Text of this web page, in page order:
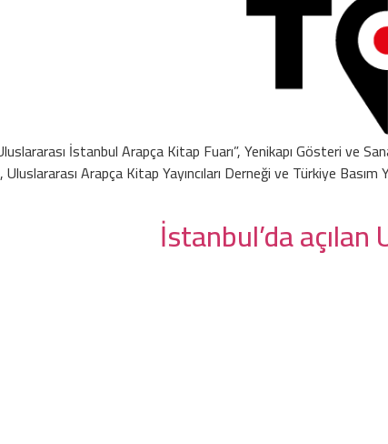
İstanbul Arapça Kitap Fuarı”, Yenikapı Gösteri ve
Uluslararası Arapça Kitap Yayıncıları Derneği ve Türkiye
İstanbul’da